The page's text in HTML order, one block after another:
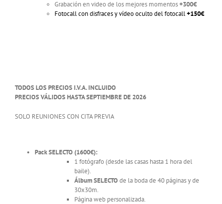
Grabación en video de los mejores momentos+300€
Fotocall con disfraces y vídeo oculto del fotocall+150€
TODOS LOS PRECIOS I.V.A. INCLUIDO
PRECIOS VÁLIDOS HASTA SEPTIEMBRE DE 2026
SOLO REUNIONES CON CITA PREVIA
Pack SELECTO(1600€):
1 fotógrafo (desde las casas hasta 1 hora del
baile).
Álbum SELECTOde la boda de 40 páginas y de
30x30m.
Página web personalizada.